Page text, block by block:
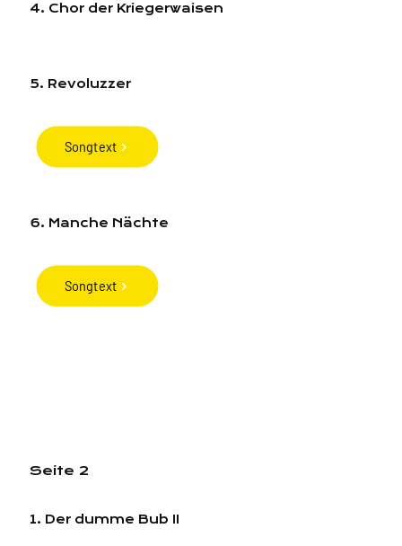
4. Chor der Kriegerwaisen
5. Revoluzzer
Songtext
6. Manche Nächte
Songtext
Seite 2
1. Der dumme Bub II